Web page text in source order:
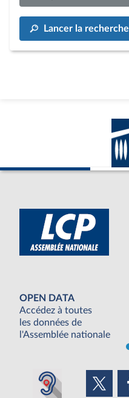
Lancer la recherche
OPEN DATA
Accédez à toutes
les données de
l'Assemblée nationale